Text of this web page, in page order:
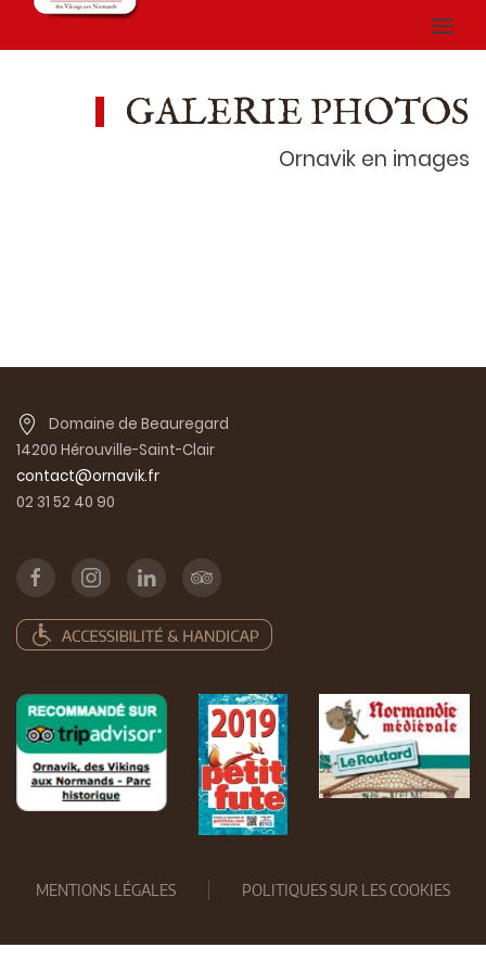
GALERIE PHOTOS
Ornavik en images
Domaine de Beauregard
14200 Hérouville-Saint-Clair
contact@ornavik.fr
02 31 52 40 90
MENTIONS LÉGALES POLITIQUES SUR LES COOKIES